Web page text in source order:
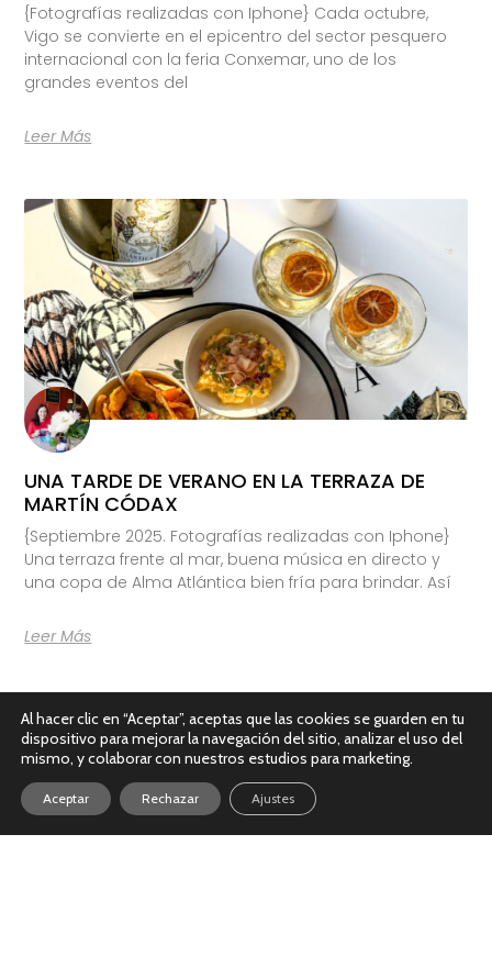
{Fotografías realizadas con Iphone} Cada octubre,
Vigo se convierte en el epicentro del sector pesquero
internacional con la feria Conxemar, uno de los
grandes eventos del
Leer Más
UNA TARDE DE VERANO EN LA TERRAZA DE
MARTÍN CÓDAX
{Septiembre 2025. Fotografías realizadas con Iphone}
Una terraza frente al mar, buena música en directo y
una copa de Alma Atlántica bien fría para brindar. Así
Leer Más
Al hacer clic en “Aceptar”, aceptas que las cookies se guarden en tu
dispositivo para mejorar la navegación del sitio, analizar el uso del
mismo, y colaborar con nuestros estudios para marketing.
Aceptar Rechazar Ajustes